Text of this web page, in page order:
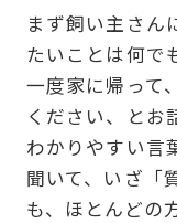
まず飼い主さん
たいことは何で
一度家に帰って
ください、とお
わかりやすい言
聞いて、いざ「
も、ほとんどの